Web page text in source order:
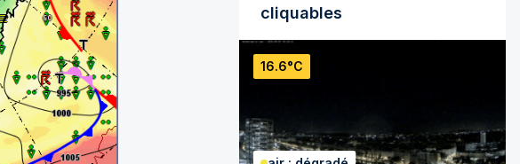
cliquables
16.6°C